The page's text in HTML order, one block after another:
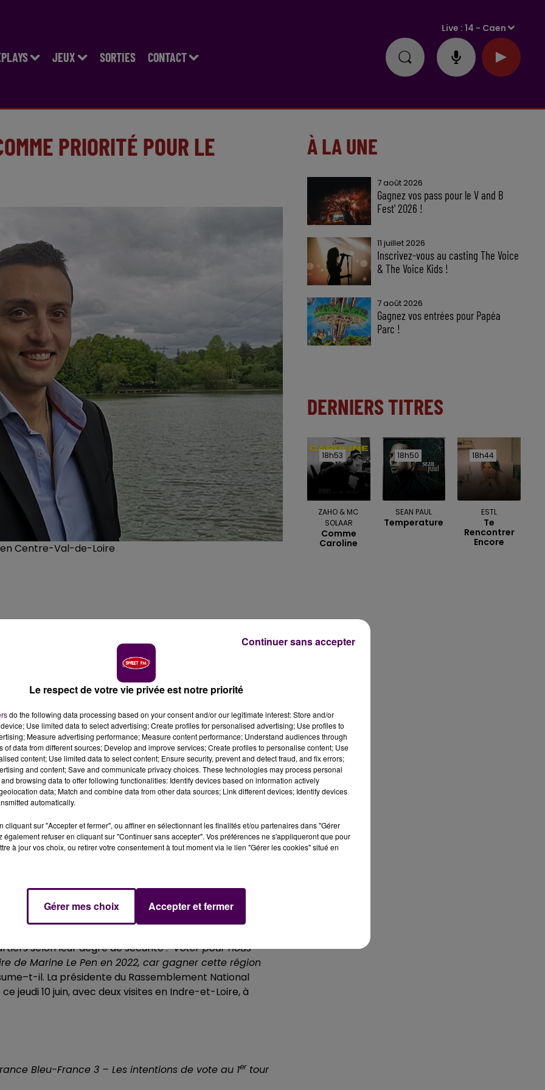
JEUX SORTIES CONTACT
Live :14 - Caen
PRIORITÉ POUR LE
en Centre-Val-de-Loire
au premier tour, le RN se prend à rêver de
par son chef de file, Aleksandar Nikolic, soutenu
pour le Rassemblement National au niveau local, on
Nikolic.
C’est cet Eurélien de 34 ans qui a été
."C’est assez évident lorsqu'on parle de l’insécurité
mettre fin".Bien qu’inconnu du grand public, le trentenaire
nettement le ministre Modem Marc Fesneau (21%) et
Le RN pourrait même l’emporter en cas de
Forissier crédité de 16%. En attendant, sur le
le territoire régional pour dispenser son
inévitable à l’heure de parler du projet du
exemples sont autant nationaux -le drame d’Avignon-
dernier-,
et bien que la région n’ait aucune compétence
loin, en prônant le
selon leur degré de sécurité :"Voter pour nous
de Marine Le Pen en 2022, car gagner cette région
il. La présidente du Rassemblement National
jeudi 10 juin, avec deux visites en Indre-et-Loire, à
Bleu-France 3 – Les intentions de vote au 1ertour
À LA UNE
7 août 2026
Gagnez vos pass pour le V and B
Fest' 2026 !
11 juillet 2026
Inscrivez-vous au casting The Voice
& The Voice Kids !
7 août 2026
Gagnez vos entrées pour Papéa
Parc !
DERNIERS TITRES
18h53
18h53
ZAHO & MC
SOLAAR
Comme
Caroline
18h50
18h50
SEAN PAUL
Temperature
18h44
18h44
ESTL
Te
Rencontrer
Encore
Le respect de votre vie privée est notre priorité
do the following data processing based on your consent and/or our legitimate interest: Store and/or
Use limited data to select advertising; Create profiles for personalised advertising; Use profiles to
Measure advertising performance; Measure content performance; Understand audiences through
of data from different sources; Develop and improve services; Create profiles to personalise content; Use
content; Use limited data to select content; Ensure security, prevent and detect fraud, and fix errors;
and content; Save and communicate privacy choices. These technologies may process personal
browsing data to offer following functionalities: Identify devices based on information actively
data; Match and combine data from other data sources; Link different devices; Identify devices
automatically.
cliquant sur "Accepter et fermer", ou affiner en sélectionnant les finalités et/ou partenaires dans "Gérer
également refuser en cliquant sur "Continuer sans accepter". Vos préférences ne s'appliqueront que pour
à jour vos choix, ou retirer votre consentement à tout moment via le lien "Gérer les cookies" situé en
Gérer mes choix Accepter et fermer
Continuer sans accepter